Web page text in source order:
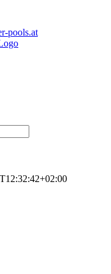
pools.at